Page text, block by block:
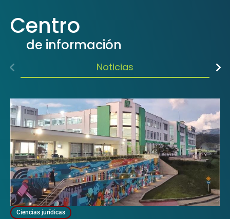
Centro
de información
Noticias
Ciencias jurídicas